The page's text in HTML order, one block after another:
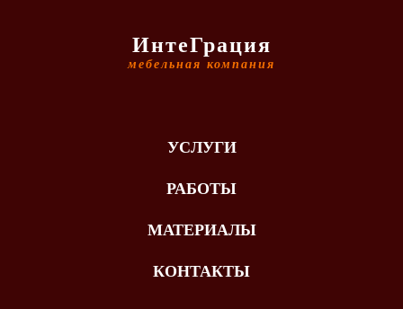
ИнтеГрация
мебельная компания
УСЛУГИ
РАБОТЫ
МАТЕРИАЛЫ
КОНТАКТЫ